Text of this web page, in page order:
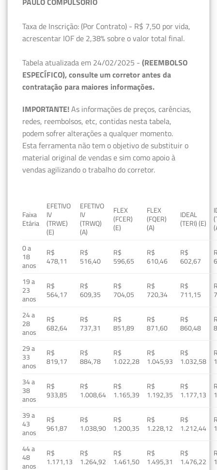
Taxa de Inscrição: (Por Contrato) - R$ 7,50 por vida,
acrescentar IOF de 2,38% sobre o valor total final.
Tabela atualizada em 24/02/2025 - (REEMBOLSO
ESPECÍFICO), consulte um corretor antes da
contratação para maiores informações.
IMPORTANTE!As informações de preços, carências,
redes, reembolsos, etc, contidas nesta tabela,
podem sofrer alterações a qualquer momento.
Esta ferramenta não tem o objetivo de substituir o
material original de vendas e sim como apoio à
vendas agilizando o trabalho do corretor.
Faixa
Etária
EFETIVO
IV
(TRWE)
(E)
EFETIVO
IV
(TRWQ)
(A)
FLEX
(FCER)
(E)
FLEX
(FQER)
(A)
IDEAL
(TERI) (E)
0 a
18
anos
R$
478,11
R$
516,40
R$
596,65
R$
610,46
R$
602,67
19 a
23
anos
R$
564,17
R$
609,35
R$
704,05
R$
720,34
R$
711,15
24 a
28
anos
R$
682,64
R$
737,31
R$
851,89
R$
871,60
R$
860,48
29 a
33
anos
R$
819,17
R$
884,78
R$
1.022,28
R$
1.045,93
R$
1.032,58
34 a
38
anos
R$
933,85
R$
1.008,64
R$
1.165,39
R$
1.192,35
R$
1.177,13
39 a
43
anos
R$
961,87
R$
1.038,90
R$
1.200,35
R$
1.228,12
R$
1.212,44
44 a
48
anos
R$
1.171,13
R$
1.264,92
R$
1.461,50
R$
1.495,31
R$
1.476,22